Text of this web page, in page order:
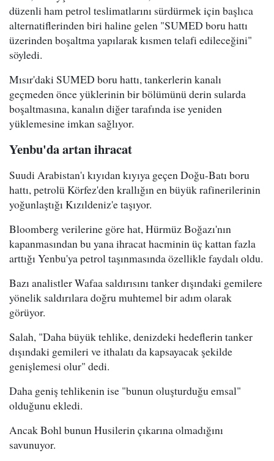
düzenli ham petrol teslimatlarını sürdürmek için başlıca
alternatiflerinden biri haline gelen "SUMED boru hattı
üzerinden boşaltma yapılarak kısmen telafi edileceğini"
söyledi.
Mısır'daki SUMED boru hattı, tankerlerin kanalı
geçmeden önce yüklerinin bir bölümünü derin sularda
boşaltmasına, kanalın diğer tarafında ise yeniden
yüklemesine imkan sağlıyor.
Yenbu'da artan ihracat
Suudi Arabistan'ı kıyıdan kıyıya geçen Doğu-Batı boru
hattı, petrolü Körfez'den krallığın en büyük rafinerilerinin
yoğunlaştığı Kızıldeniz'e taşıyor.
Bloomberg verilerine göre hat, Hürmüz Boğazı'nın
kapanmasından bu yana ihracat hacminin üç kattan fazla
arttığı Yenbu'ya petrol taşınmasında özellikle faydalı oldu.
Bazı analistler Wafaa saldırısını tanker dışındaki gemilere
yönelik saldırılara doğru muhtemel bir adım olarak
görüyor.
Salah, "Daha büyük tehlike, denizdeki hedeflerin tanker
dışındaki gemileri ve ithalatı da kapsayacak şekilde
genişlemesi olur" dedi.
Daha geniş tehlikenin ise "bunun oluşturduğu emsal"
olduğunu ekledi.
Ancak Bohl bunun Husilerin çıkarına olmadığını
savunuyor.